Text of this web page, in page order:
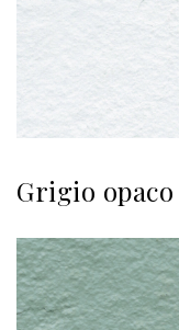
Grigio opaco